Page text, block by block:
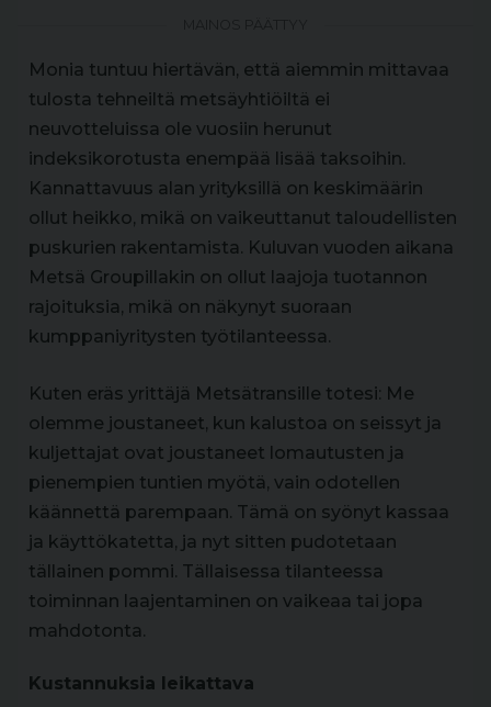
Monia tuntuu hiertävän, että aiemmin mittavaa
tulosta tehneiltä metsäyhtiöiltä ei
neuvotteluissa ole vuosiin herunut
indeksikorotusta enempää lisää taksoihin.
Kannattavuus alan yrityksillä on keskimäärin
ollut heikko, mikä on vaikeuttanut taloudellisten
puskurien rakentamista. Kuluvan vuoden aikana
Metsä Groupillakin on ollut laajoja tuotannon
rajoituksia, mikä on näkynyt suoraan
kumppaniyritysten työtilanteessa.
Kuten eräs yrittäjä Metsätransille totesi: Me
olemme joustaneet, kun kalustoa on seissyt ja
kuljettajat ovat joustaneet lomautusten ja
pienempien tuntien myötä, vain odotellen
käännettä parempaan. Tämä on syönyt kassaa
ja käyttökatetta, ja nyt sitten pudotetaan
tällainen pommi. Tällaisessa tilanteessa
toiminnan laajentaminen on vaikeaa tai jopa
mahdotonta.
Kustannuksia leikattava